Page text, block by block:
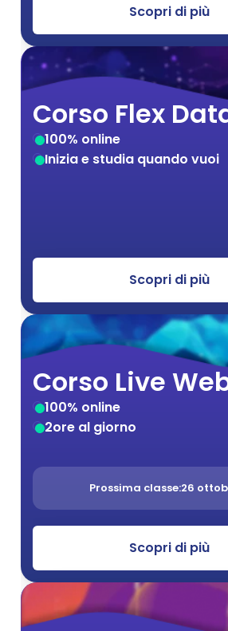
Scopri di più
Corso Flex
100% online
Inizia e studia quando vuoi
Scopri di più
Corso Live
100% online
2ore al giorno
Prossima classe:26
Scopri di più